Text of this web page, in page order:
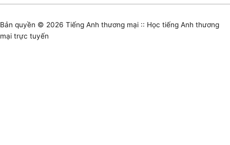
Bản quyền © 2026 Tiếng Anh thương mại :: Học tiếng Anh thương
mại trực tuyến